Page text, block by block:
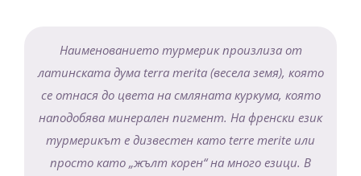
Наименованието турмерик произлиза от
латинската дума terra merita (весела земя), която
се отнася до цвета на смляната куркума, която
наподобява минерален пигмент. На френски език
турмерикът е дизвестен като terre merite или
просто като „жълт корен“ на много езици. В